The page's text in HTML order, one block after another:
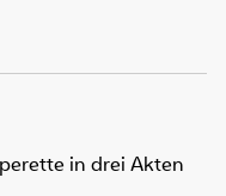
in drei Akten